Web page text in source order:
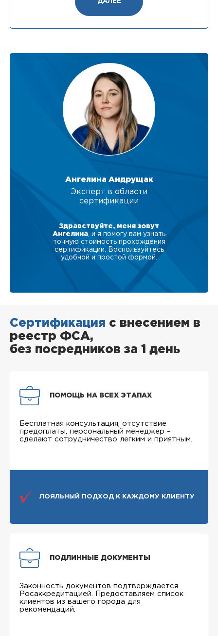
ДАЛЕЕ
Ангелина Андрущак
Эксперт в области
сертификации
Здравствуйте, меня зовут
Ангелина , и я помогу вам узнать
точную стоимость прохождения
сертификации. Воспользуйтесь
удобной и простой формой.
Сертификация с внесением в
реестр ФСА,
без посредников за 1 день
ПОМОЩЬ НА ВСЕХ ЭТАПАХ
Бесплатная консультация, отсутствие
предоплаты, персональный менеджер –
сделают сотрудничество легким и приятным.
ЛОЯЛЬНЫЙ ПОДХОД К КАЖДОМУ КЛИЕНТУ
ПОДЛИННЫЕ ДОКУМЕНТЫ
Законность документов подтверждается
Росаккредитацией. Предоставляем список
клиентов из вашего города для
рекомендаций.